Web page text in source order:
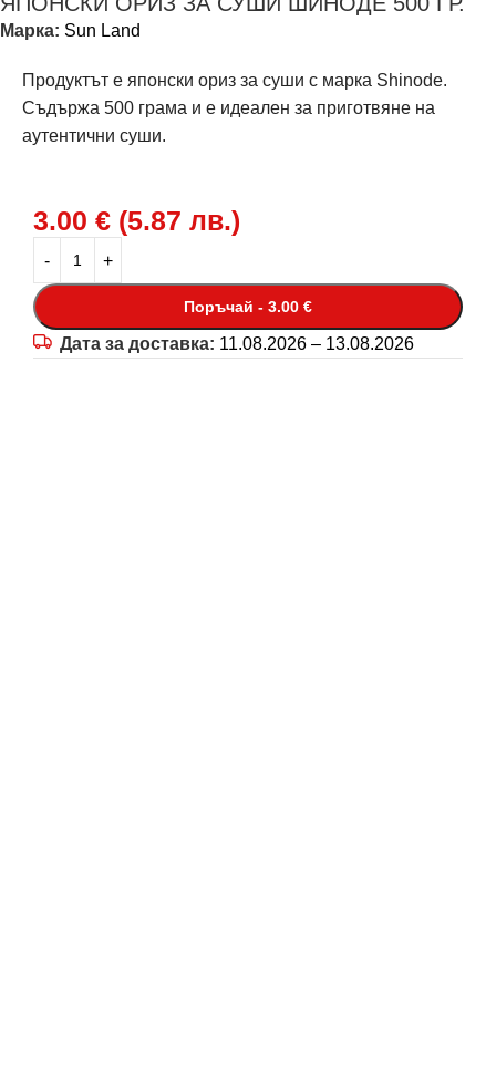
Марка: Sun Land
Продуктът е японски ориз за суши с марка Shinode.
Съдържа 500 грама и е идеален за приготвяне на
аутентични суши.
3.00 € (5.87 лв.)
Поръчай - 3.00 €
Дата за доставка: 11.08.2026 – 13.08.2026